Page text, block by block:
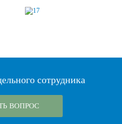
сотрудника
ВОПРОС